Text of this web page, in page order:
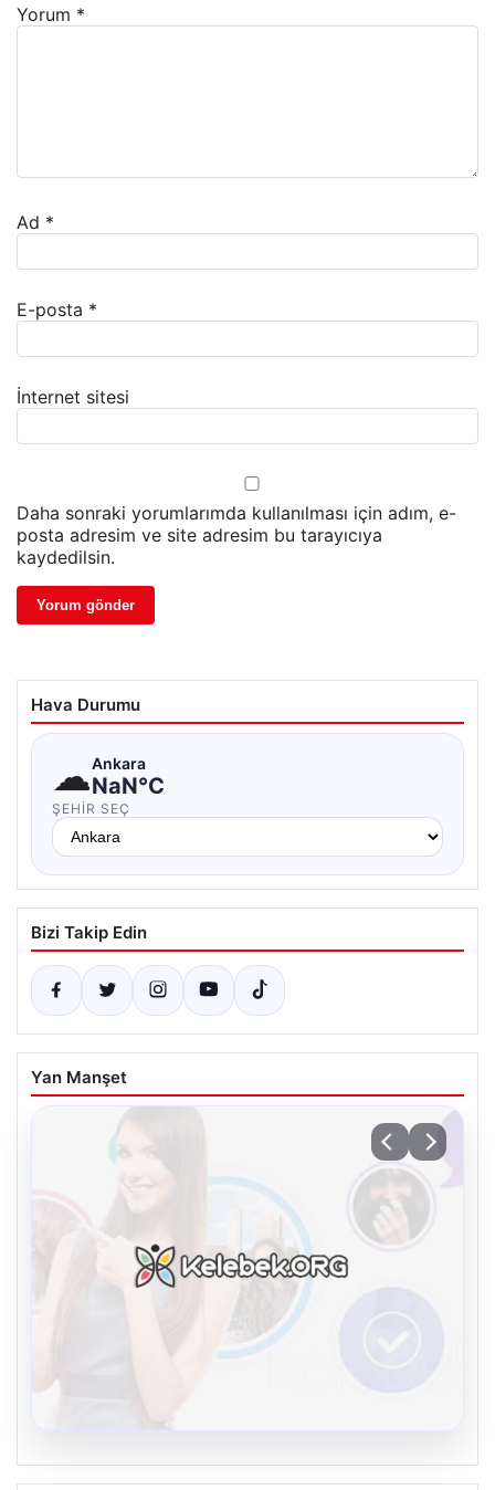
Yorum *
Ad *
E-posta *
İnternet sitesi
Daha sonraki yorumlarımda kullanılması için adım, e-
posta adresim ve site adresim bu tarayıcıya
kaydedilsin.
Hava Durumu
☁Ankara
NaN°C
ŞEHIR SEÇ
Bizi Takip Edin
Yan Manşet